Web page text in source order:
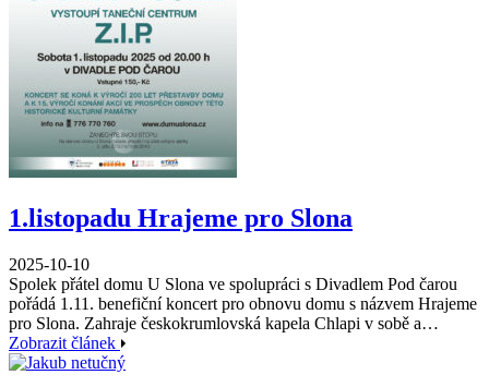
1.listopadu Hrajeme pro Slona
2025-10-10
Spolek přátel domu U Slona ve spolupráci s Divadlem Pod čarou
pořádá 1.11. benefiční koncert pro obnovu domu s názvem Hrajeme
pro Slona. Zahraje českokrumlovská kapela Chlapi v sobě a…
Zobrazit článek